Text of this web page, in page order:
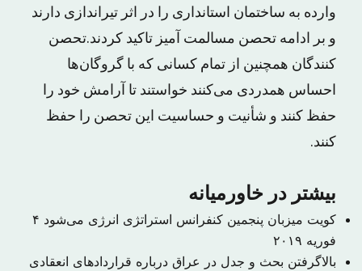
وارده به ساختمان استانداری را در اثر تیراندازی دارند
و بر ادامه تحصن مسالمت آمیز تاکید کردند.تحصن
کنندگان همچنین از تمام کسانی که با گروگان‌ها
احساس همدردی می‌کنند خواستند تا آرامش خود را
حفظ کنند و شأنیت و حساسیت این تحصن را حفظ
کنند.
بیشتر در خاورمیانه
کویت میزبان پنجمین کنفرانس استراتژی انرژی می‌شود ۴
فوریه ۲۰۱۹
بالاگرفتن بحث و جدل در عراق درباره قراردادهای انعقادی